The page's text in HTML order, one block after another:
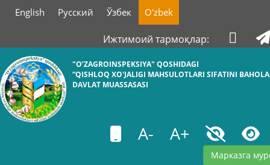
English Русский Ўзбек O'zbek
Ижтимоий тармоқлар:
"O’ZAGROINSPEKSIYA" QOSHIDAGI
“QISHLOQ XO'JALIGI MAHSULOTLARI SIFATINI
DAVLAT MUASSASASI
A- A+
Марказга